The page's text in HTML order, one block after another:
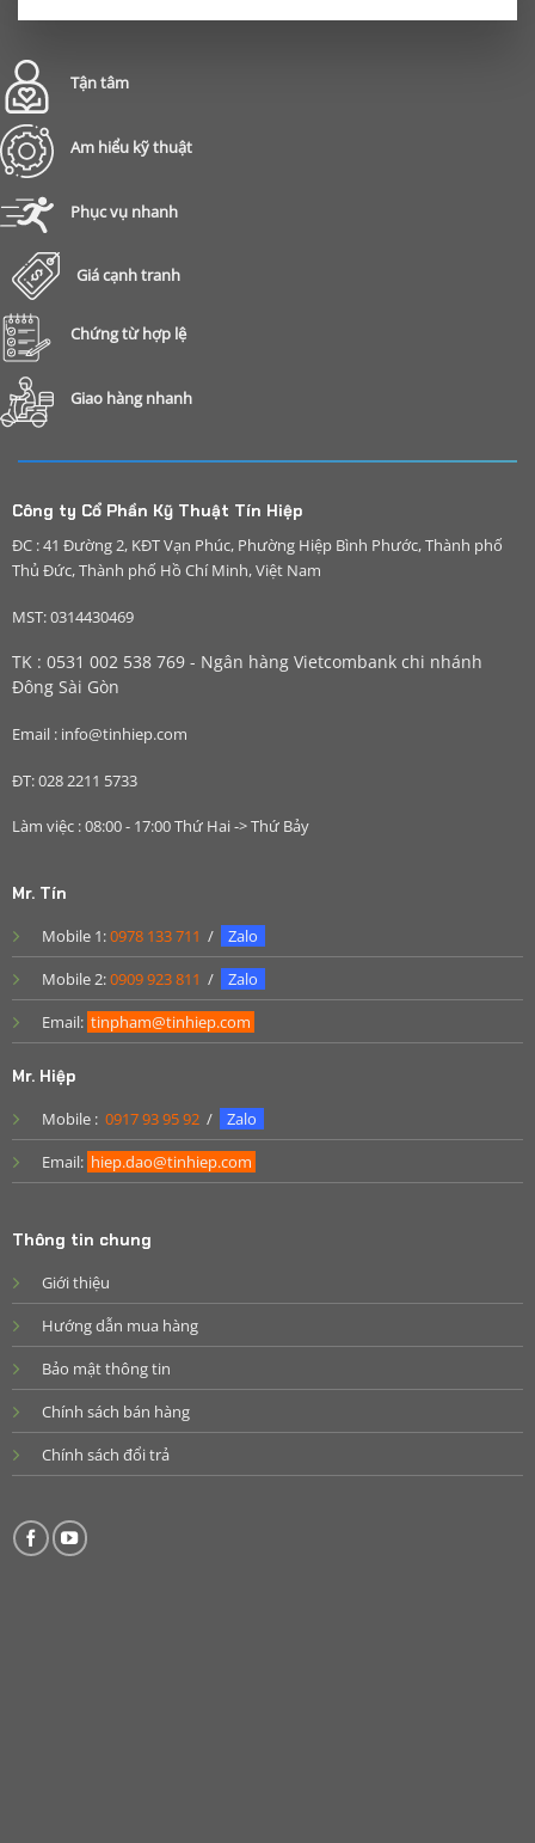
Tận tâm
Am hiểu kỹ thuật
Phục vụ nhanh
Giá cạnh tranh
Chứng từ hợp lệ
Giao hàng nhanh
Công ty Cổ Phần Kỹ Thuật Tín Hiệp
ĐC : 41 Đường 2, KĐT Vạn Phúc, Phường Hiệp Bình Phước, Thành phố
Thủ Đức, Thành phố Hồ Chí Minh, Việt Nam
MST: 0314430469
TK : 0531 002 538 769 - Ngân hàng Vietcombank chi nhánh
Đông Sài Gòn
Email : info@tinhiep.com
ĐT: 028 2211 5733
Làm việc : 08:00 - 17:00 Thứ Hai -> Thứ Bảy
Mr. Tín
Mobile 1:0978 133 711 /
Zalo
Mobile 2:0909 923 811 /
Zalo
Email: tinpham@tinhiep.com
Mr. Hiệp
Mobile : 0917 93 95 92/
Zalo
Email: hiep.dao@tinhiep.com
Thông tin chung
Giới thiệu
Hướng dẫn mua hàng
Bảo mật thông tin
Chính sách bán hàng
Chính sách đổi trả